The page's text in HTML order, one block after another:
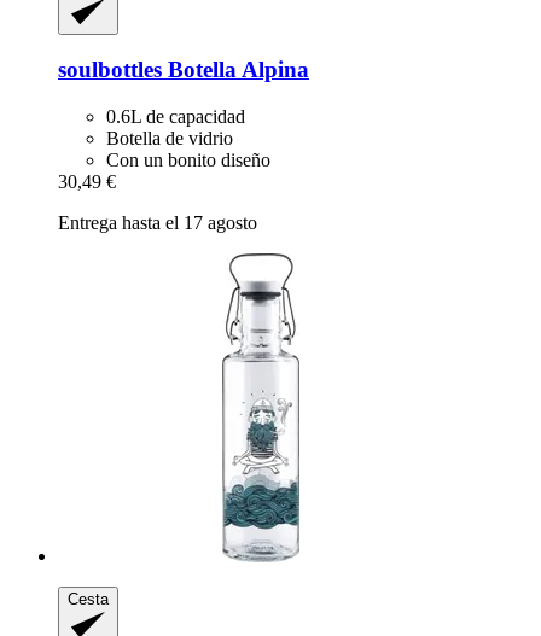
soulbottles Botella Alpina
0.6L de capacidad
Botella de vidrio
Con un bonito diseño
30,49 €
Entrega hasta el 17 agosto
Cesta